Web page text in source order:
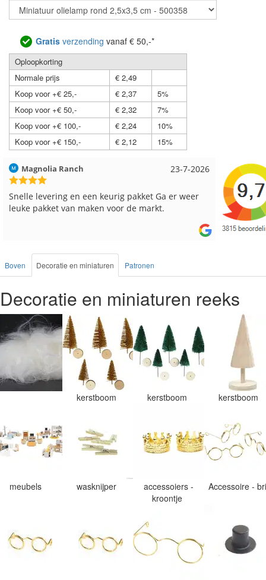
Gratis verzending vanaf € 50,-*
Oploopkorting
Normale prijs
€ 2,49
Koop voor +€ 25,-
€ 2,37
5%
Koop voor +€ 50,-
€ 2,32
7%
Koop voor +€ 100,-
€ 2,24
10%
Koop voor +€ 150,-
€ 2,12 15%
17-7-2026
Hilde uit Loyers
Reeds meerdere keren breigaren en breinaalden
besteld, altijd heel tevreden over de service.
Loes uit
Snelle
Boven Decoratie en miniaturen Patronen
Decoratie en miniaturen reeks
kerstboom kerstboom kerstboom
meubels wasknijper
accessoiers -
kroontje
Accessoire -